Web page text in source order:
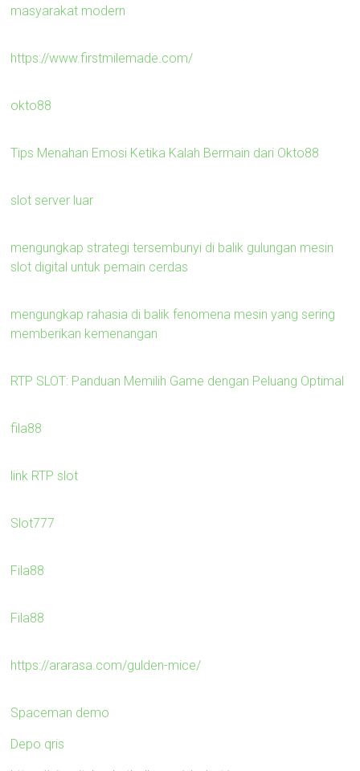
masyarakat modern
https://www.firstmilemade.com/
okto88
Tips Menahan Emosi Ketika Kalah Bermain dari Okto88
slot server luar
mengungkap strategi tersembunyi di balik gulungan mesin
slot digital untuk pemain cerdas
mengungkap rahasia di balik fenomena mesin yang sering
memberikan kemenangan
RTP SLOT: Panduan Memilih Game dengan Peluang Optimal
fila88
link RTP slot
Slot777
Fila88
Fila88
https://ararasa.com/gulden-mice/
Spaceman demo
Depo qris